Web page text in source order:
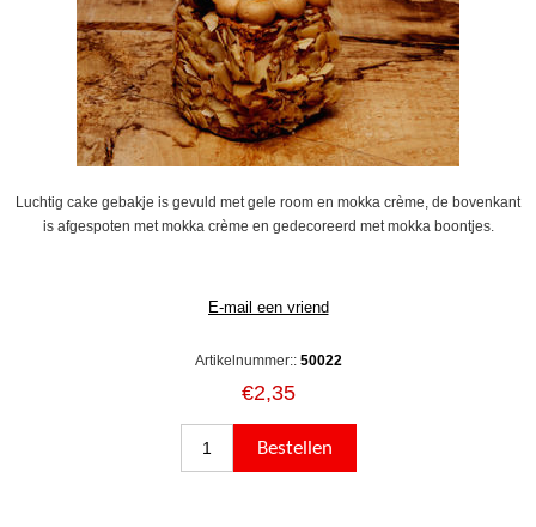
Luchtig cake gebakje is gevuld met gele room en mokka crème, de bovenkant
is afgespoten met mokka crème en gedecoreerd met mokka boontjes.
Artikelnummer:: 50022
€2,35